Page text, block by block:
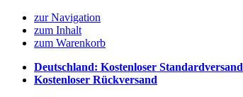
zur Navigation
zum Inhalt
zum Warenkorb
Deutschland: Kostenloser Standardversand
Kostenloser Rückversand